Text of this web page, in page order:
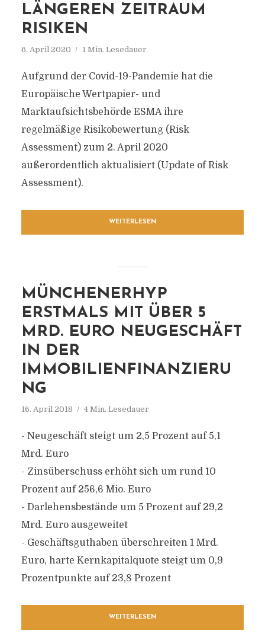
LÄNGEREN ZEITRAUM
RISIKEN
6. April 2020 1 Min. Lesedauer
Aufgrund der Covid-19-Pandemie hat die
Europäische Wertpapier- und
Marktaufsichtsbehörde ESMA ihre
regelmäßige Risikobewertung (Risk
Assessment) zum 2. April 2020
außerordentlich aktualisiert (Update of Risk
Assessment).
WEITERLESEN
MÜNCHENERHYP
ERSTMALS MIT ÜBER 5
MRD. EURO NEUGESCHÄFT
IN DER
IMMOBILIENFINANZIERU
NG
16. April 2018 4 Min. Lesedauer
- Neugeschäft steigt um 2,5 Prozent auf 5,1
Mrd. Euro
- Zinsüberschuss erhöht sich um rund 10
Prozent auf 256,6 Mio. Euro
- Darlehensbestände um 5 Prozent auf 29,2
Mrd. Euro ausgeweitet
- Geschäftsguthaben überschreiten 1 Mrd.
Euro, harte Kernkapitalquote steigt um 0,9
Prozentpunkte auf 23,8 Prozent
WEITERLESEN